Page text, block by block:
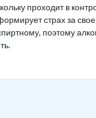
проходит в
страх за
поэтому